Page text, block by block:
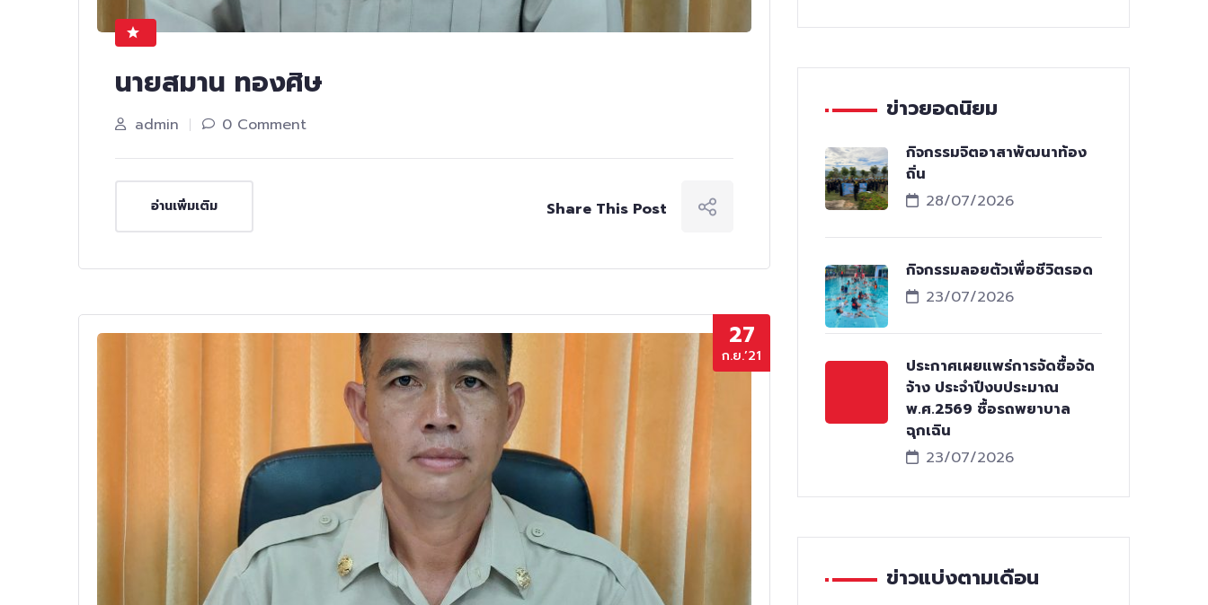
นายสมาน ทองศิษ
admin 0 Comment
อ่านเพิ่มเติม Share This Post
27
ก.ย.’21
ข่าวยอดนิยม
กิจกรรมจิตอาสาพัฒนาท้อง
ถิ่น
28/07/2026
กิจกรรมลอยตัวเพื่อชีวิตรอด
23/07/2026
ประกาศเผยแพร่การจัดซื้อจัด
จ้าง ประจำปีงบประมาณ
พ.ศ.2569 ซื้อรถพยาบาล
ฉุกเฉิน
23/07/2026
ข่าวแบ่งตามเดือน